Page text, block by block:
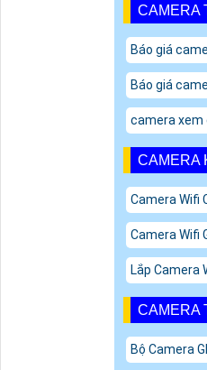
CAMERA
Báo giá
Báo giá
camera xem
CAMERA
Camera Wifi
Camera Wifi
Lắp Camera
CAMERA
Bộ Camera